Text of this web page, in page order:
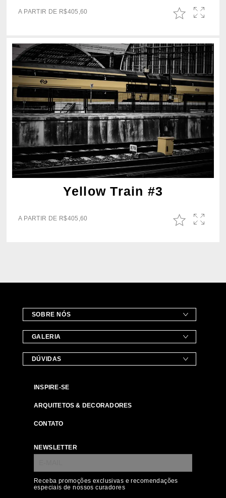
A PARTIR DE R$405,60
Yellow Train #3
A PARTIR DE R$405,60
SOBRE NÓS
GALERIA
DÚVIDAS
INSPIRE-SE
ARQUITETOS & DECORADORES
CONTATO
NEWSLETTER
Receba promoções exclusivas e recomendações
especiais de nossos curadores